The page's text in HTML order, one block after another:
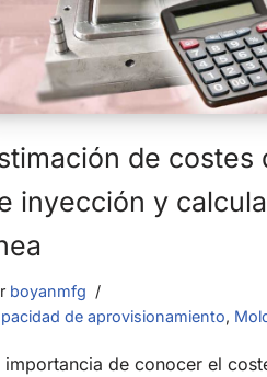
de costes
inyección y
boyanmfg
de aprovisionamiento,
importancia de conocer el